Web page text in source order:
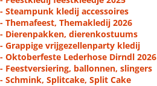
- Steampunk kledij accessoires
- Themafeest, Themakledij 2026
- Dierenpakken, dierenkostuums
- Grappige vrijgezellenparty kledij
- Oktoberfeste Lederhose Dirndl 2026
- Feestversiering, ballonnen, slingers
- Schmink, Splitcake, Split Cake